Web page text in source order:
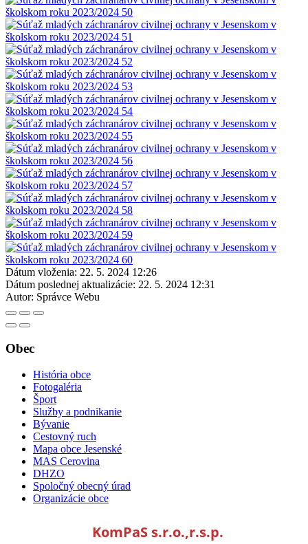
Dátum vloženia: 22. 5. 2024 12:26
Dátum poslednej aktualizácie: 22. 5. 2024 12:31
Autor: Správce Webu
Obec
História obce
Fotogaléria
Šport
Služby a podnikanie
Bývanie
Cestovný ruch
Mapa obce Jesenské
MAS Cerovina
DHZO
Spoločný obecný úrad
Organizácie obce
KomPaS s.r.o.,r.s.p.